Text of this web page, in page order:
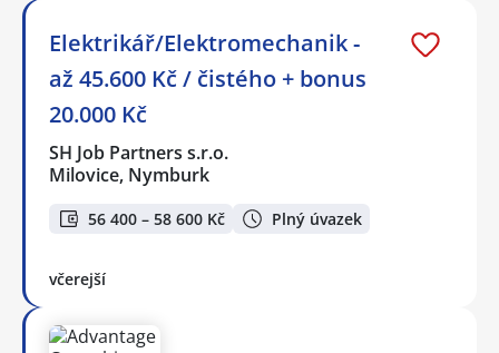
Elektrikář/Elektromechanik -
až 45.600 Kč / čistého + bonus
20.000 Kč
SH Job Partners s.r.o.
Milovice, Nymburk
56 400 – 58 600 Kč Plný úvazek
včerejší